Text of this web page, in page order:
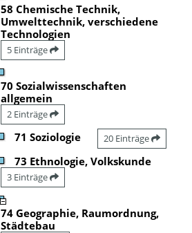
58 Chemische Technik,
Umwelttechnik, verschiedene
Technologien
5 Einträge
70 Sozialwissenschaften
allgemein
2 Einträge
71 Soziologie 20 Einträge
73 Ethnologie, Volkskunde
3 Einträge
74 Geographie, Raumordnung,
Städtebau